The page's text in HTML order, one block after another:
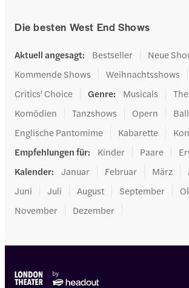
Die besten West End Shows
Aktuell angesagt: Bestseller
Neue
Kommende Shows
Weihnachtsshows
Critics' Choice
Genre: Musicals
Komödien
Tanzshows Opern
Englische Pantomime
Kabarette
Empfehlungen für: Kinder Paare
Kalender: Januar Februar März
Juni
Juli August September
November
Dezember